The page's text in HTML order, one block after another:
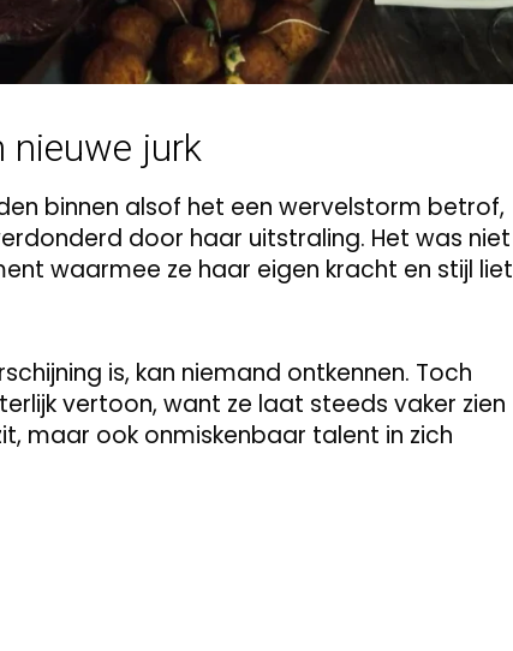
nieuwe jurk
binnen alsof het een wervelstorm betrof,
door haar uitstraling. Het was niet
waarmee ze haar eigen kracht en stijl liet
is, kan niemand ontkennen. Toch
vertoon, want ze laat steeds vaker zien
maar ook onmiskenbaar talent in zich